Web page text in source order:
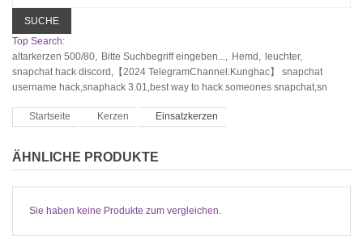
SUCHE
Top Search:
altarkerzen 500/80, Bitte Suchbegriff eingeben..., Hemd, leuchter,
snapchat hack discord,【2024 TelegramChannel:Kunghac】 snapchat
username hack,snaphack 3.01,best way to hack someones snapchat,sn
Startseite Kerzen Einsatzkerzen
ÄHNLICHE PRODUKTE
Sie haben keine Produkte zum vergleichen.